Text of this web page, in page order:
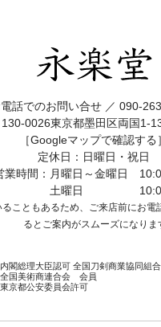
話でのお問い合せ ／ 090-
130-0026東京都墨田区両国1-
［Googleマップで確認する］
定休日：日曜日・祝日
業時間：月曜日～金曜日
土曜日 10:00
こともあるため、ご来店前にお電
ると ご案内がスムーズになりま
内閣総理大臣認可 全国刀剣商業協同組
全国美術商連合会 会員
東京都公安委員会許可